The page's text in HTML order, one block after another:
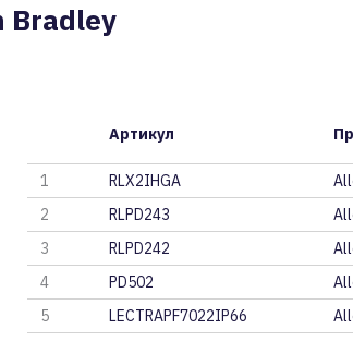
Bradley
Артикул
1 RLX2IHGA
2 RLPD243
3 RLPD242
4 PD502
5 LECTRAPF7022IP66